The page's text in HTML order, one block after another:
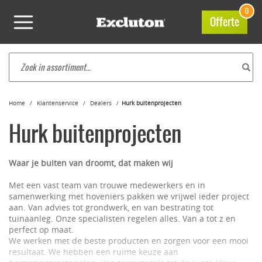
Offerte
0
Home Klantenservice Dealers Hurk buitenprojecten
Hurk buitenprojecten
Waar je buiten van droomt, dat maken wij
Met een vast team van trouwe medewerkers en in
samenwerking met hoveniers pakken we vrijwel ieder project
aan. Van advies tot grondwerk, en van bestrating tot
tuinaanleg. Onze specialisten regelen alles. Van a tot z en
perfect op maat.
We werken met de beste producten en zorgen voor een mooi
resultaat. We hebben een ruime keuze aan